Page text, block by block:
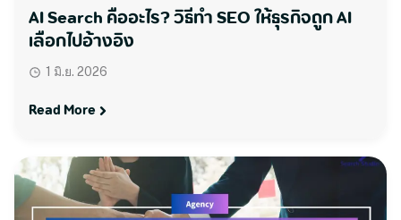
AI Search คืออะไร? วิธีทำ SEO ให้ธุรกิจถูก AI
เลือกไปอ้างอิง
1 มิ.ย. 2026
Read More